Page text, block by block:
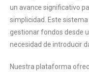
un avance significativo
simplicidad. Este
gestionar fondos desde
necesidad de introducir
Nuestra plataforma